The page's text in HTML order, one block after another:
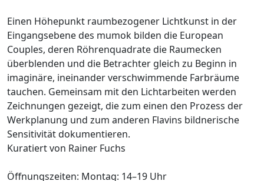
Einen Höhepunkt raumbezogener Lichtkunst in der
Eingangsebene des mumok bilden die European
Couples, deren Röhrenquadrate die Raumecken
überblenden und die Betrachter gleich zu Beginn in
imaginäre, ineinander verschwimmende Farbräume
tauchen. Gemeinsam mit den Lichtarbeiten werden
Zeichnungen gezeigt, die zum einen den Prozess der
Werkplanung und zum anderen Flavins bildnerische
Sensitivität dokumentieren.
Kuratiert von Rainer Fuchs
Öffnungszeiten: Montag: 14–19 Uhr